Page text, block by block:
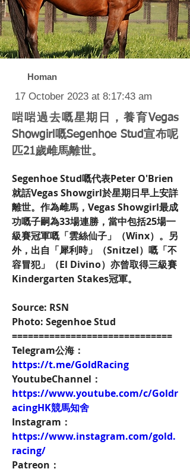
Homan
17 October 2023 at 8:17:43 am
啱啱過去嘅星期日，養育Vegas
Showgirl嘅Segenhoe Stud宣布呢
匹21歲雌馬離世。
Segenhoe Stud嘅代表Peter O'Brien
就話Vegas Showgirl於星期日早上安詳
離世。作為雌馬，Vegas Showgirl最成
功嘅子嗣為33場連勝，當中包括25場一
級賽冠軍嘅「雲絲仙子」（Winx）。另
外，出自「犀利時」（Snitzel）嘅「不
容冒犯」（El Divino）亦曾取得三級賽
Kindergarten Stakes冠軍。
Source: RSN
Photo: Segenhoe Stud
==============================
Telegram公海：
https://t.me/GoldRacing
YoutubeChannel：
https://www.youtube.com/c/Goldr
acingHK競馬知舍
Instagram：
https://www.instagram.com/gold.
racing/
Patreon：